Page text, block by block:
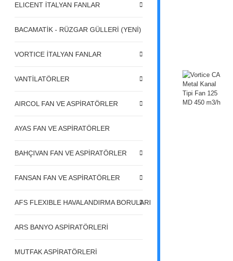
ELICENT İTALYAN FANLAR
BACAMATİK - RÜZGAR GÜLLERİ (YENİ)
VORTICE İTALYAN FANLAR
VANTİLATÖRLER
AIRCOL FAN VE ASPİRATÖRLER
AYAS FAN VE ASPİRATÖRLER
BAHÇIVAN FAN VE ASPİRATÖRLER
FANSAN FAN VE ASPİRATÖRLER
AFS FLEXIBLE HAVALANDIRMA BORULARI
ARS BANYO ASPİRATÖRLERİ
MUTFAK ASPİRATÖRLERİ